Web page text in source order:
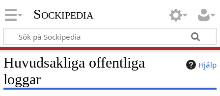
Sockipedia
Hjälp
Huvudsakliga offentliga
loggar